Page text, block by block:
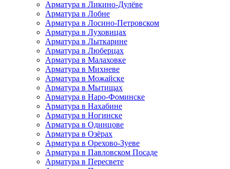
Арматура в Ликино-Дулёве
Арматура в Лобне
Арматура в Лосино-Петровском
Арматура в Луховицах
Арматура в Лыткарине
Арматура в Люберцах
Арматура в Малаховке
Арматура в Михневе
Арматура в Можайске
Арматура в Мытищах
Арматура в Наро-Фоминске
Арматура в Нахабине
Арматура в Ногинске
Арматура в Одинцове
Арматура в Озёрах
Арматура в Орехово-Зуеве
Арматура в Павловском Посаде
Арматура в Пересвете